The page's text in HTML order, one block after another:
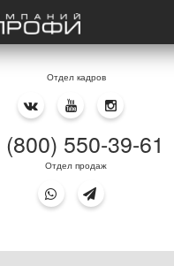
Отдел кадров
(800) 550-39-61
Отдел продаж